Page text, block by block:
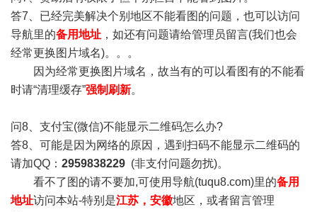
答7、已经完美解决个别地区不能看图的问题，也可以访问
导航里的备用地址 ，如还有问题请给管理员留言(我们也会
经常更换图片域名)。。。
因为经常更换图片域名，故当有的可以看图有的不能看
时请“清理缓存”强制刷新。
问8、支付宝(微信)不能显示二维码怎么办?
答8、可能是因为网络的原因，遇到扫码不能显示二维码的
请加QQ： 2959838229 (非支付问题勿扰)。
看不了图的请不要加,可使用导航(tuqu8.com)里的备用
地址访问本站-特别是江苏，安徽地区，或者留言管理